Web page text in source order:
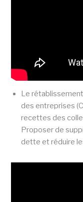
Le
des entreprises
recettes des
Proposer de
dette et réduire